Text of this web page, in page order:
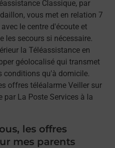
Classique, par
vous met en relation 7
le centre d'écoute et
les secours si nécessaire.
la Téléassistance en
géolocalisé qui transmet
conditions qu'à domicile.
offres téléalarme Veiller sur
par La Poste Services à la
les offres
mes parents